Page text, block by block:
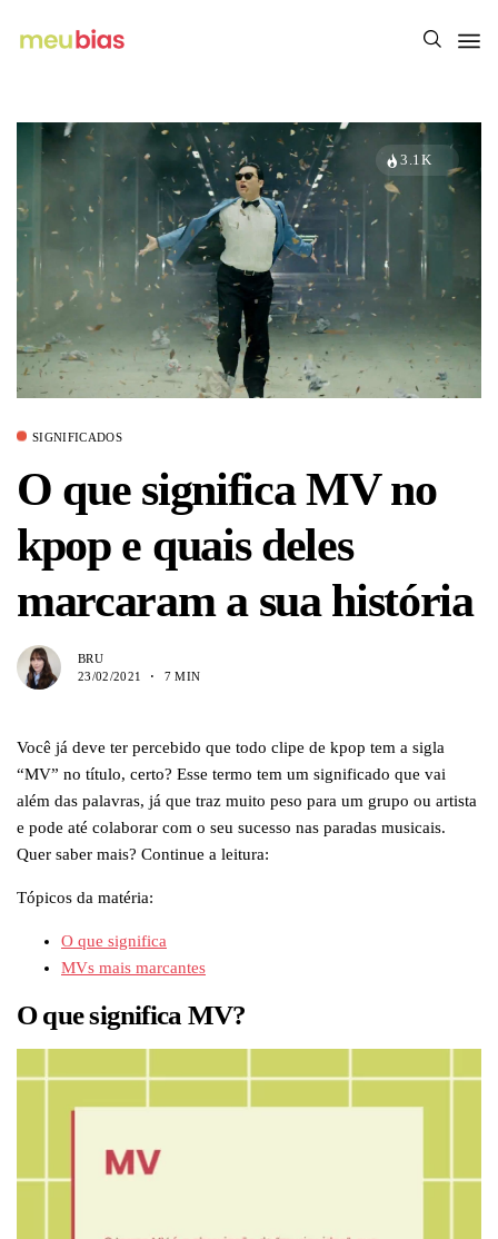
3.1K
SIGNIFICADOS
O que significa MV no
kpop e quais deles
marcaram a sua história
BRU
23/02/2021
7 MIN
Você já deve ter percebido que todo clipe de kpop tem a sigla
“MV” no título, certo? Esse termo tem um significado que vai
além das palavras, já que traz muito peso para um grupo ou artista
e pode até colaborar com o seu sucesso nas paradas musicais.
Quer saber mais? Continue a leitura:
Tópicos da matéria:
O que significa
MVs mais marcantes
O que significa MV?